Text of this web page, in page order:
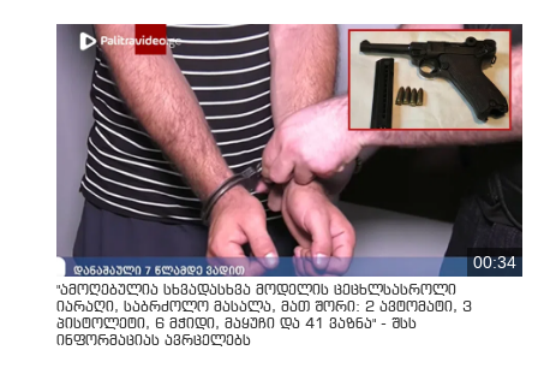
00:34
"ამოღებულია სხვადასხვა მოდელის ცეცხლსასროლი
იარაღი, საბრძოლო მასალა, მათ შორი: 2 ავტომატი, 3
პისტოლეტი, 6 მჭიდი, მაყუჩი და 41 ვაზნა" - შსს
ინფორმაციას ავრცელებს